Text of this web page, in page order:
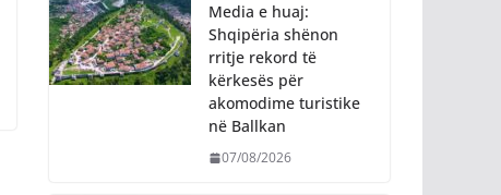
Media e huaj:
Shqipëria shënon
rritje rekord të
kërkesës për
akomodime turistike
në Ballkan
07/08/2026